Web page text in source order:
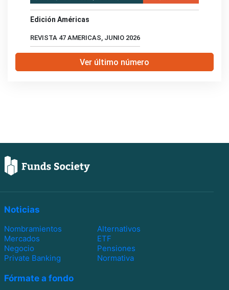
Edición Américas
REVISTA 47 AMERICAS, JUNIO 2026
Ver último número
Noticias
Nombramientos
Alternativos
Mercados
ETF
Negocio
Pensiones
Private Banking
Normativa
Fórmate a fondo